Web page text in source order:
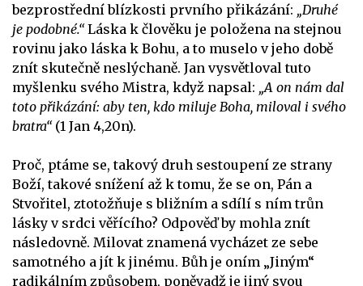
bezprostřední blízkosti prvního přikázání: „Druhé
je podobné.“Láska k člověku je položena na stejnou
rovinu jako láska k Bohu, a to muselo v jeho době
znít skutečně neslýchaně. Jan vysvětloval tuto
myšlenku svého Mistra, když napsal: „A on nám dal
toto přikázání: aby ten, kdo miluje Boha, miloval i svého
bratra“(1 Jan 4,20n).
Proč, ptáme se, takový druh sestoupení ze strany
Boží, takové snížení až k tomu, že se on, Pán a
Stvořitel, ztotožňuje s bližním a sdílí s ním trůn
lásky v srdci věřícího? Odpověď by mohla znít
následovně. Milovat znamená vycházet ze sebe
samotného a jít k jinému. Bůh je oním „Jiným“
radikálním způsobem, poněvadž je jiný svou